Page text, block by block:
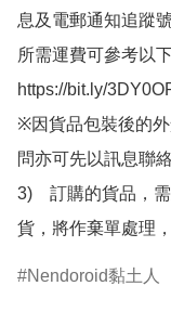
息及電郵通知追蹤
所需運費可參考以
https://bit.ly/
※因貨品包裝後的
問亦可先以訊息聯
3)　訂購的貨品，
貨，將作棄單處理
Nendoroid黏土人